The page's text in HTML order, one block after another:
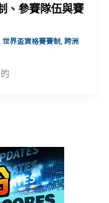
、參賽隊伍與賽
世界盃資格賽賽制,跨洲